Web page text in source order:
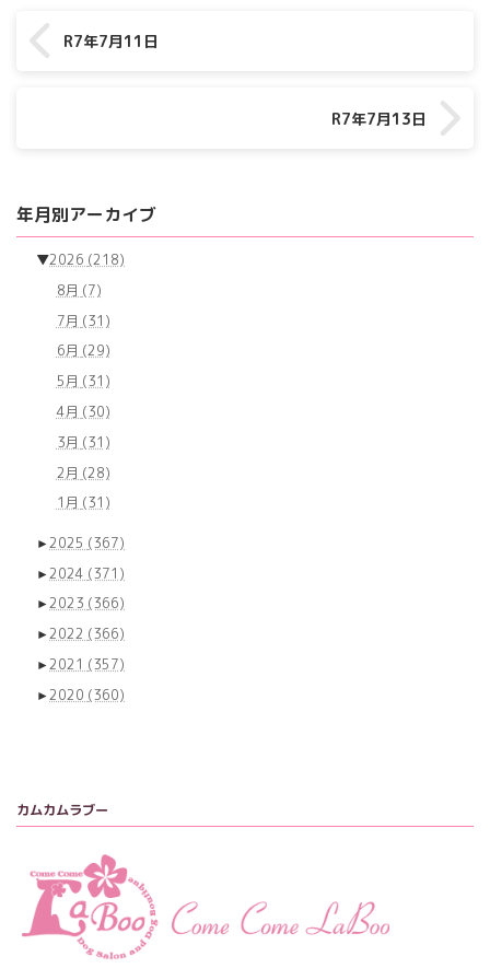
R7年7月11日
R7年7月13日
年月別アーカイブ
▼2026 (218)
8月 (7)
7月 (31)
6月 (29)
5月 (31)
4月 (30)
3月 (31)
2月 (28)
1月 (31)
►2025 (367)
►2024 (371)
►2023 (366)
►2022 (366)
►2021 (357)
►2020 (360)
カムカムラブー